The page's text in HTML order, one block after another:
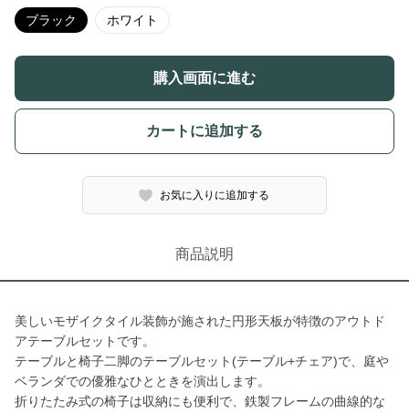
ブラック ホワイト
購入画面に進む
カートに追加する
お気に入りに追加する
商品説明
美しいモザイクタイル装飾が施された円形天板が特徴のアウトド
アテーブルセットです。
テーブルと椅子二脚のテーブルセット(テーブル+チェア)で、庭や
ベランダでの優雅なひとときを演出します。
折りたたみ式の椅子は収納にも便利で、鉄製フレームの曲線的な